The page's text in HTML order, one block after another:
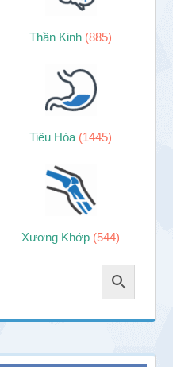
Thần Kinh (885)
Tiêu Hóa (1445)
Xương Khớp (544)